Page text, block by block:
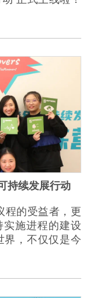
持续发展行动
程的受益者，更
施进程的建设
界，不仅仅是今